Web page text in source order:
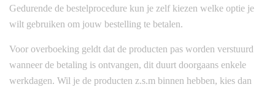
Gedurende de bestelprocedure kun je zelf kiezen welke optie je
wilt gebruiken om jouw bestelling te betalen.
Voor overboeking geldt dat de producten pas worden verstuurd
wanneer de betaling is ontvangen, dit duurt doorgaans enkele
werkdagen. Wil je de producten z.s.m binnen hebben, kies dan